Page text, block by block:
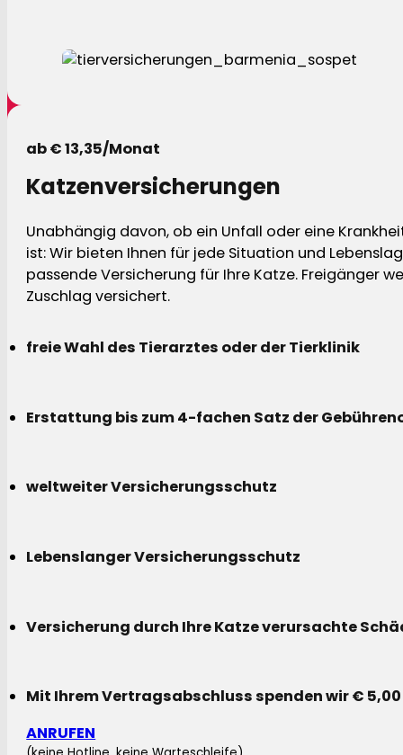
ab € 13,35/Monat
Katzenversicherungen
Unabhängig davon, ob ein Unfall oder eine
ist: Wir bieten Ihnen für jede Situation und
passende Versicherung für Ihre Katze. Freigänger
Zuschlag versichert.
freie Wahl des Tierarztes oder der Tierklinik
Erstattung bis zum 4-fachen Satz der
weltweiter Versicherungsschutz
Lebenslanger Versicherungsschutz
Versicherung durch Ihre Katze verursachte
Mit Ihrem Vertragsabschluss spenden wir €
ANRUFEN